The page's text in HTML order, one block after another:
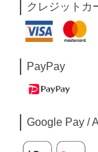
クレジットカ
PayPay
Google Pay /